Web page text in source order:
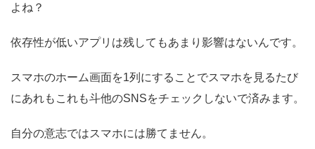
よね？
依存性が低いアプリは残してもあまり影響はないんです。
スマホのホーム画面を1列にすることでスマホを見るたび
にあれもこれも斗他のSNSをチェックしないで済みます。
自分の意志ではスマホには勝てません。